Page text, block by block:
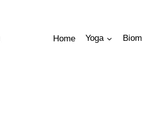
Home Yoga